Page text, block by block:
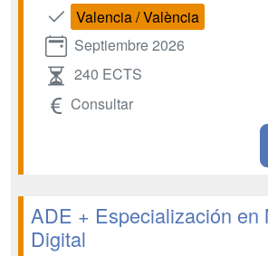
Valencia / València
Septiembre 2026
240 ECTS
Consultar
ADE + Especialización en
Digital